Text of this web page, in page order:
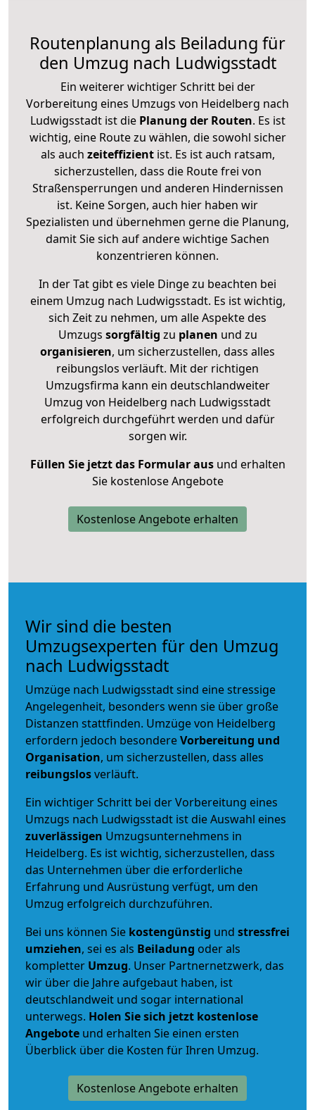
Routenplanung als Beiladung für
den Umzug nach Ludwigsstadt
Ein weiterer wichtiger Schritt bei der
Vorbereitung eines Umzugs von Heidelberg nach
Ludwigsstadt ist diePlanung der Routen. Es ist
wichtig, eine Route zu wählen, die sowohl sicher
als auch zeiteffizientist. Es ist auch ratsam,
sicherzustellen, dass die Route frei von
Straßensperrungen und anderen Hindernissen
ist. Keine Sorgen, auch hier haben wir
Spezialisten und übernehmen gerne die Planung,
damit Sie sich auf andere wichtige Sachen
konzentrieren können.
In der Tat gibt es viele Dinge zu beachten bei
einem Umzug nach Ludwigsstadt. Es ist wichtig,
sich Zeit zu nehmen, um alle Aspekte des
Umzugs sorgfältig zu planen und zu
organisieren, um sicherzustellen, dass alles
reibungslos verläuft. Mit der richtigen
Umzugsfirma kann ein deutschlandweiter
Umzug von Heidelberg nach Ludwigsstadt
erfolgreich durchgeführt werden und dafür
sorgen wir.
Füllen Sie jetzt das Formular ausund erhalten
Sie kostenlose Angebote
Kostenlose Angebote erhalten
Wir sind die besten
Umzugsexperten für den Umzug
nach Ludwigsstadt
Umzüge nach Ludwigsstadt sind eine stressige
Angelegenheit, besonders wenn sie über große
Distanzen stattfinden. Umzüge von Heidelberg
erfordern jedoch besondereVorbereitung und
Organisation, um sicherzustellen, dass alles
reibungslosverläuft.
Ein wichtiger Schritt bei der Vorbereitung eines
Umzugs nach Ludwigsstadt ist die Auswahl eines
zuverlässigen Umzugsunternehmens in
Heidelberg. Es ist wichtig, sicherzustellen, dass
das Unternehmen über die erforderliche
Erfahrung und Ausrüstung verfügt, um den
Umzug erfolgreich durchzuführen.
Bei uns können Sie kostengünstig und stressfrei
umziehen, sei es als Beiladung oder als
kompletter Umzug. Unser Partnernetzwerk, das
wir über die Jahre aufgebaut haben, ist
deutschlandweit und sogar international
unterwegs. Holen Sie sich jetzt kostenlose
Angebote und erhalten Sie einen ersten
Überblick über die Kosten für Ihren Umzug.
Kostenlose Angebote erhalten